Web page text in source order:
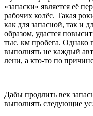
«запаски» является её
рабочих колёс. Такая
как для запасной, так и
образом, удастся
тыс. км пробега. Однако
выполнять не каждый
лени, а кто-то по
Дабы продлить век
выполнять следующие